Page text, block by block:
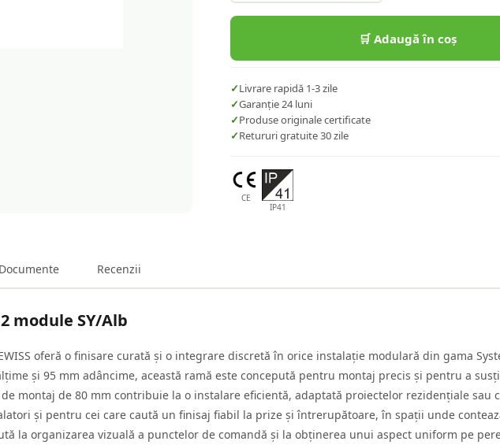
🛒 Adaugă în coș
✓Livrare rapidă 1-3 zile
✓Garanție 24 luni
✓Produse originale certificate
✓Retururi gratuite 30 zile
CE
IP41
Documente Recenzii
module SY/Alb
oferă o finisare curată și o integrare discretă în orice instalație modulară din gama
și 95 mm adâncime, această ramă este concepută pentru montaj precis și pentru a
montaj de 80 mm contribuie la o instalare eficientă, adaptată proiectelor rezidențiale sau
și pentru cei care caută un finisaj fiabil la prize și întrerupătoare, în spații unde
la organizarea vizuală a punctelor de comandă și la obținerea unui aspect uniform pe